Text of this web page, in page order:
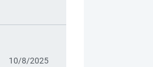
10/8/2025